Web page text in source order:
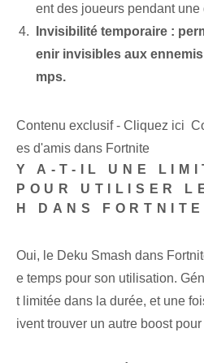
ent des joueurs pendant une
Invisibilité temporaire :
enir invisibles aux
mps.
Contenu exclusif - Cliquez ici
es d'amis dans Fortnite
Y A-T-IL UNE
POUR UTILISER
H DANS
Oui, le Deku Smash dans
e temps pour son utilisation.
t limitée dans la durée, et une
ivent trouver un autre boost